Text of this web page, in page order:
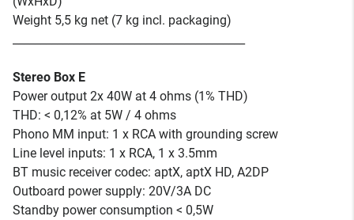
Weight 5,5 kg net (7 kg incl. packaging)
Stereo Box E
Power output 2x 40W at 4 ohms (1% THD)
THD: < 0,12% at 5W / 4 ohms
Phono MM input: 1 x RCA with grounding screw
Line level inputs: 1 x RCA, 1 x 3.5mm
BT music receiver codec: aptX, aptX HD, A2DP
Outboard power supply: 20V/3A DC
Standby power consumption < 0,5W